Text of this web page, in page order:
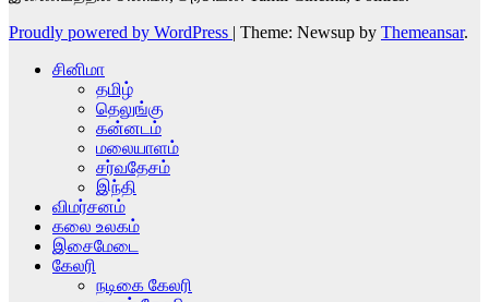
Proudly powered by WordPress | Theme: Newsup by Themeansar.
சினிமா
தமிழ்
தெலுங்கு
கன்னடம்
மலையாளம்
சர்வதேசம்
இந்தி
விமர்சனம்
கலை உலகம்
இசைமேடை
கேலரி
நடிகை கேலரி